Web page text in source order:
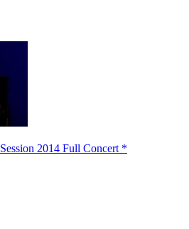
2014 Full Concert *